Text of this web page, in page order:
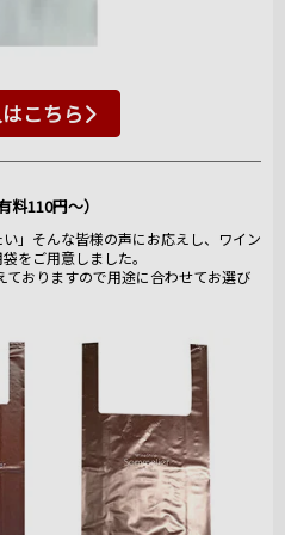
こちら
有料110円～）
」そんな皆様の声にお応えし、ワイン
をご用意しました。
おりますので用途に合わせてお選び